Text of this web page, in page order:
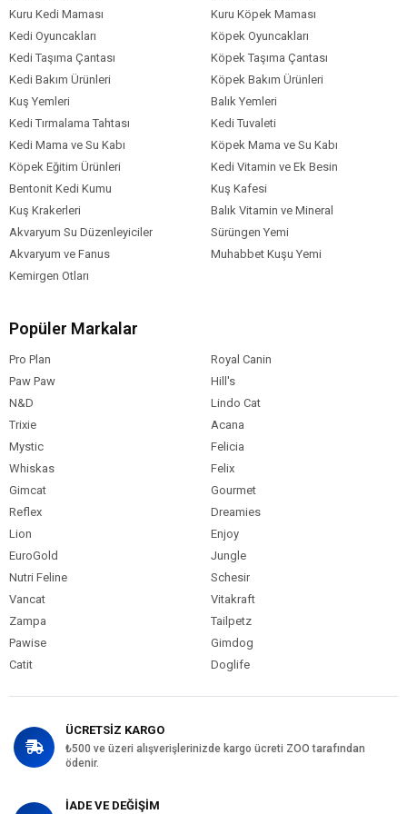
Keten Tohumu
Bal
Kuru Kedi Maması
Kuru Köpek Maması
Kedi Oyuncakları
Köpek Oyuncakları
Kedi Taşıma Çantası
Köpek Taşıma Çantası
Kedi Bakım Ürünleri
Köpek Bakım Ürünleri
Kuş Yemleri
Balık Yemleri
Kedi Tırmalama Tahtası
Kedi Tuvaleti
Kedi Mama ve Su Kabı
Köpek Mama ve Su Kabı
Köpek Eğitim Ürünleri
Kedi Vitamin ve Ek Besin
Bentonit Kedi Kumu
Kuş Kafesi
Kuş Krakerleri
Balık Vitamin ve Mineral
Akvaryum Su Düzenleyiciler
Sürüngen Yemi
Akvaryum ve Fanus
Muhabbet Kuşu Yemi
Kemirgen Otları
Popüler Markalar
Pro Plan
Royal Canin
Paw Paw
Hill's
N&D
Lindo Cat
Trixie
Acana
Mystic
Felicia
Whiskas
Felix
Gimcat
Gourmet
Reflex
Dreamies
Lion
Enjoy
EuroGold
Jungle
Nutri Feline
Schesir
Vancat
Vitakraft
Zampa
Tailpetz
Pawise
Gimdog
Catit
Doglife
ÜCRETSİZ KARGO
₺500 ve üzeri alışverişlerinizde kargo ücreti ZOO tarafından
ödenir.
İADE VE DEĞİŞİM